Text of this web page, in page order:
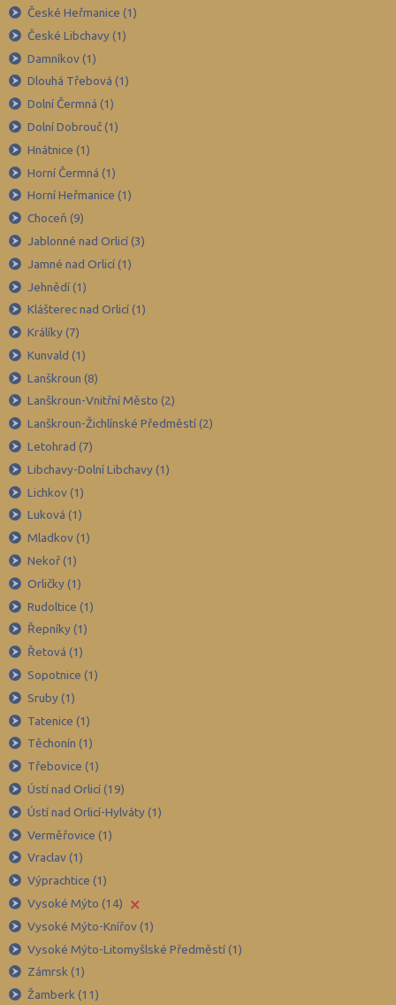
Česká Lípa (79)
České Budějovice (173)
Český Krumlov (49)
Děčín (106)
Domažlice (49)
Frýdek-Místek (164)
Havlíčkův Brod (82)
Hodonín (119)
Hradec Králové (139)
Cheb (61)
Chomutov (65)
Jablonec nad Nisou (67)
Jeseník (42)
Jičín (75)
Jihlava (94)
Jindřichův Hradec (76)
Karlovy Vary (93)
Karviná (145)
Kladno (129)
Klatovy (69)
Kroměříž (96)
Kutná Hora (66)
Liberec (138)
Litoměřice (104)
Mělník (80)
Mladá Boleslav (96)
Most (73)
Náchod (98)
Nymburk (89)
Olomouc (205)
Opava (135)
Ostrava-město (221)
České Heřmanice (1)
České Libchavy (1)
Damníkov (1)
Dlouhá Třebová (1)
Dolní Čermná (1)
Dolní Dobrouč (1)
Hnátnice (1)
Horní Čermná (1)
Horní Heřmanice (1)
Choceň (9)
Jablonné nad Orlicí (3)
Jamné nad Orlicí (1)
Jehnědí (1)
Klášterec nad Orlicí (1)
Králíky (7)
Kunvald (1)
Lanškroun (8)
Lanškroun-Vnitřní Město (2)
Lanškroun-Žichlínské Předměstí (2)
Letohrad (7)
Libchavy-Dolní Libchavy (1)
Lichkov (1)
Luková (1)
Mladkov (1)
Nekoř (1)
Orličky (1)
Rudoltice (1)
Řepníky (1)
Řetová (1)
Sopotnice (1)
Sruby (1)
Tatenice (1)
Těchonín (1)
Třebovice (1)
Ústí nad Orlicí (19)
Ústí nad Orlicí-Hylváty (1)
Verměřovice (1)
Vraclav (1)
Výprachtice (1)
Vysoké Mýto (14)
×
Vysoké Mýto-Knířov (1)
Vysoké Mýto-Litomyšlské Předměstí (1)
Zámrsk (1)
Žamberk (11)